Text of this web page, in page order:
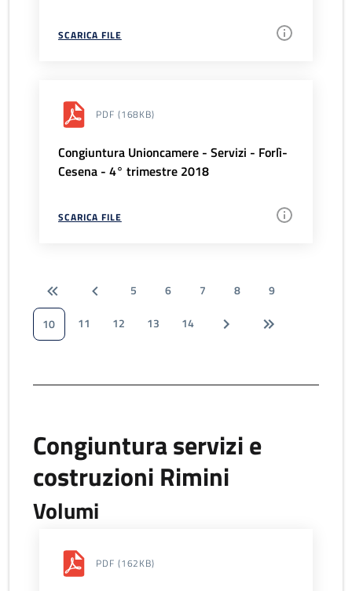
SCARICA FILE
PDF (168KB)
Congiuntura Unioncamere - Servizi - Forlì-
Cesena - 4° trimestre 2018
SCARICA FILE
5 6 7 8
9
10
11 12 13 14
Congiuntura servizi e
costruzioni Rimini
Volumi
PDF (162KB)